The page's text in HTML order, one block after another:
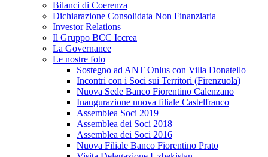
Bilanci di Coerenza
Dichiarazione Consolidata Non Finanziaria
Investor Relations
Il Gruppo BCC Iccrea
La Governance
Le nostre foto
Sostegno ad ANT Onlus con Villa Donatello
Incontri con i Soci sui Territori (Firenzuola)
Nuova Sede Banco Fiorentino Calenzano
Inaugurazione nuova filiale Castelfranco
Assemblea Soci 2019
Assemblea dei Soci 2018
Assemblea dei Soci 2016
Nuova Filiale Banco Fiorentino Prato